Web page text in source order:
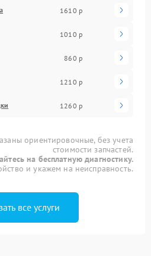
1610 р
1010 р
860 р
1210 р
1260 р
ориентировочные, без учета
стоимости запчастей.
на бесплатную диагностику.
и укажем на неисправность.
все услуги